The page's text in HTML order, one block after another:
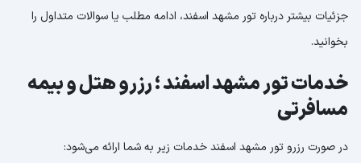
جزئیات بیشتر درباره تور مشهد اسفند، ادامه مطلب یا سوالات متداول را
بخوانید.
خدمات تور مشهد اسفند ؛ رزرو هتل و بیمه
مسافرتی
در صورت رزرو تور مشهد اسفند خدمات زیر به شما ارائه می‌شود: